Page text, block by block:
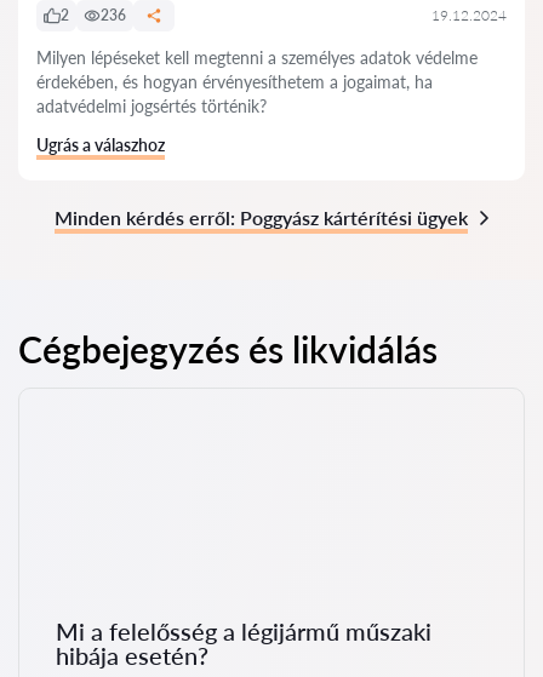
2
236 19.12.2024
Milyen lépéseket kell megtenni a személyes adatok védelme
érdekében, és hogyan érvényesíthetem a jogaimat, ha
adatvédelmi jogsértés történik?
Ugrás a válaszhoz
Minden kérdés erről: Poggyász kártérítési ügyek
Cégbejegyzés és likvidálás
Mi a felelősség a légijármű műszaki
hibája esetén?